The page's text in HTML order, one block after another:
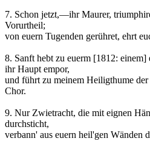
7. Schon jetzt,—ihr Maurer,
Vorurtheil;
von euern Tugenden gerühret, ehrt
8. Sanft hebt zu euerm [1812:
ihr Haupt empor,
und führt zu meinem Heiligthume
Chor.
9. Nur Zwietracht, die mit eignen
durchsticht,
verbann' aus euern heil'gen Wänden